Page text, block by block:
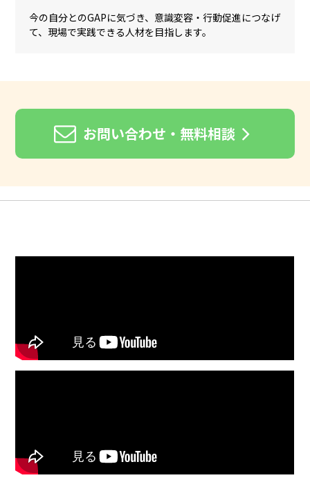
今の自分とのGAPに気づき、意識変容・行動促進につなげ
て、現場で実践できる人材を目指します。
お問い合わせ・無料相談